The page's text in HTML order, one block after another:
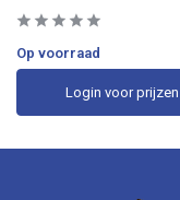
Op voorraad
Login voor prijzen